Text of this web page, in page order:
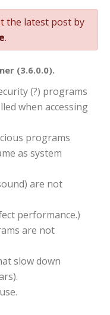
the latest post by
.
(3.6.0.0).
(?) programs
when accessing
programs
as system
are not
performance.)
are not
slow down